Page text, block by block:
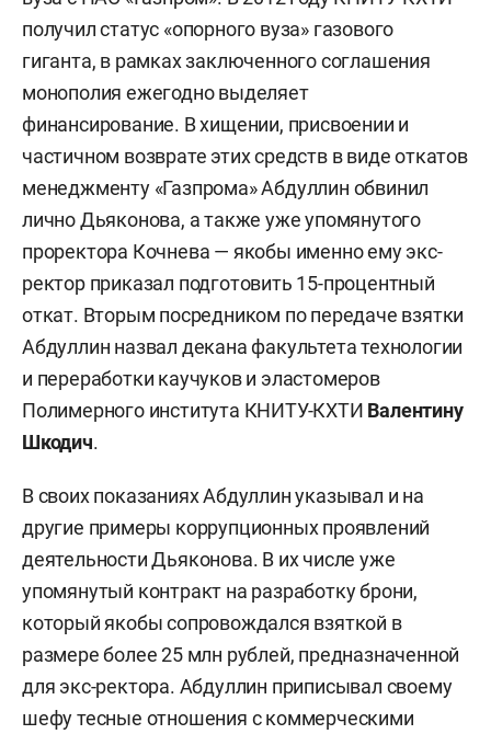
получил статус «опорного вуза» газового
гиганта, в рамках заключенного соглашения
монополия ежегодно выделяет
финансирование. В хищении, присвоении и
частичном возврате этих средств в виде откатов
менеджменту «Газпрома» Абдуллин обвинил
лично Дьяконова, а также уже упомянутого
проректора Кочнева — якобы именно ему экс-
ректор приказал подготовить 15-процентный
откат. Вторым посредником по передаче взятки
Абдуллин назвал декана факультета технологии
и переработки каучуков и эластомеров
Полимерного института КНИТУ-КХТИ Валентину
Шкодич.
В своих показаниях Абдуллин указывал и на
другие примеры коррупционных проявлений
деятельности Дьяконова. В их числе уже
упомянутый контракт на разработку брони,
который якобы сопровождался взяткой в
размере более 25 млн рублей, предназначенной
для экс-ректора. Абдуллин приписывал своему
шефу тесные отношения с коммерческими